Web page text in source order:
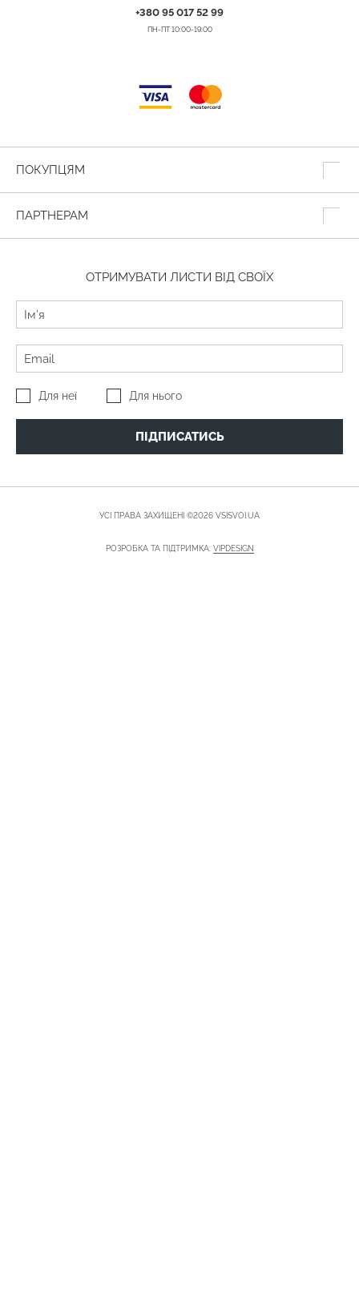
+380 95 017 52 99
ПН-ПТ 10:00-19:00
ПОКУПЦЯМ
ПАРТНЕРАМ
ОТРИМУВАТИ ЛИСТИ ВІД СВОЇХ
Для неї Для нього
ПІДПИСАТИСЬ
УСІ ПРАВА ЗАХИЩЕНІ ©2026 VSISVOI.UA
РОЗРОБКА ТА ПІДТРИМКА: VIPDESIGN